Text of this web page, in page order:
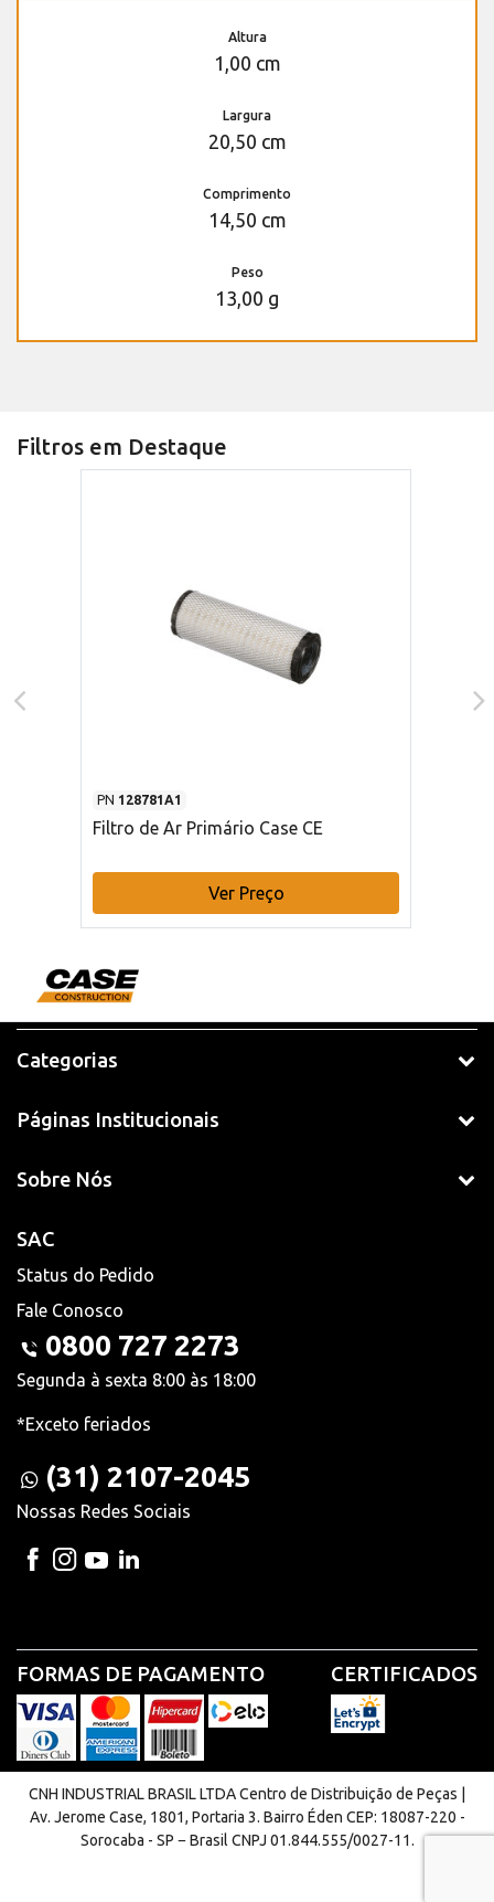
Altura
1,00 cm
Largura
20,50 cm
Comprimento
14,50 cm
Peso
13,00 g
Filtros em Destaque
PN 128781A1
Filtro de Ar Primário Case CE
Ver Preço
Categorias
Páginas Institucionais
Sobre Nós
SAC
Status do Pedido
Fale Conosco
0800 727 2273
Segunda à sexta 8:00 às 18:00
*Exceto feriados
(31) 2107-2045
Nossas Redes Sociais
FORMAS DE PAGAMENTO CERTIFICADOS
CNH INDUSTRIAL BRASIL LTDA Centro de Distribuição de Peças |
Av. Jerome Case, 1801, Portaria 3. Bairro Éden CEP: 18087-220 -
Sorocaba - SP − Brasil CNPJ 01.844.555/0027-11.